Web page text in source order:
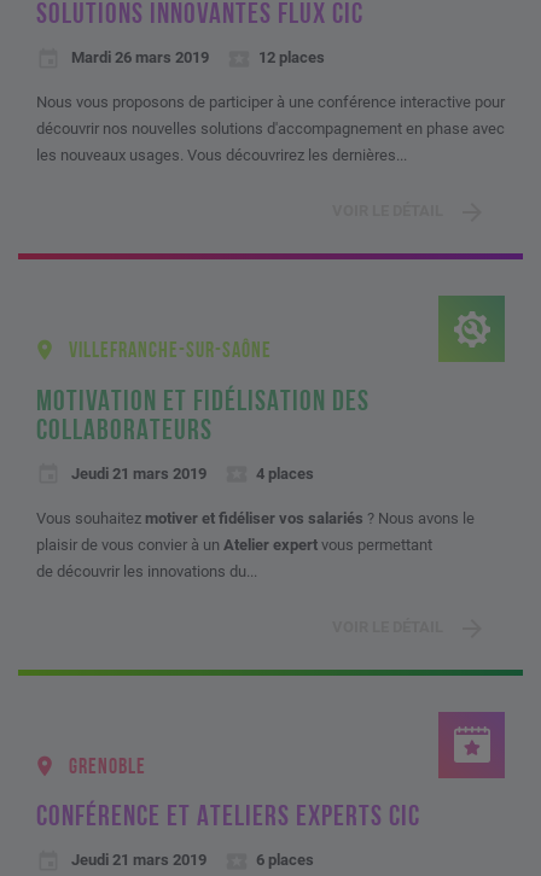
SOLUTIONS INNOVANTES FLUX CIC
Mardi 26 mars 2019 12 places
Nous vous proposons de participer à une conférence interactive pour
découvrir nos nouvelles solutions d'accompagnement en phase avec
les nouveaux usages. Vous découvrirez les dernières...
VILLEFRANCHE-SUR-SAÔNE
MOTIVATION ET FIDÉLISATION DES
COLLABORATEURS
Jeudi 21 mars 2019 4 places
Vous souhaitez motiver et fidéliser vos salariés ? Nous avons le
plaisir de vous convier à un Atelier expert vous permettant
de découvrir les innovations du...
GRENOBLE
CONFÉRENCE ET ATELIERS EXPERTS CIC
Jeudi 21 mars 2019 6 places